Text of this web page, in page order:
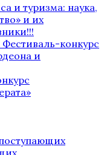
и туризма: наука,
и их
конкурс
и